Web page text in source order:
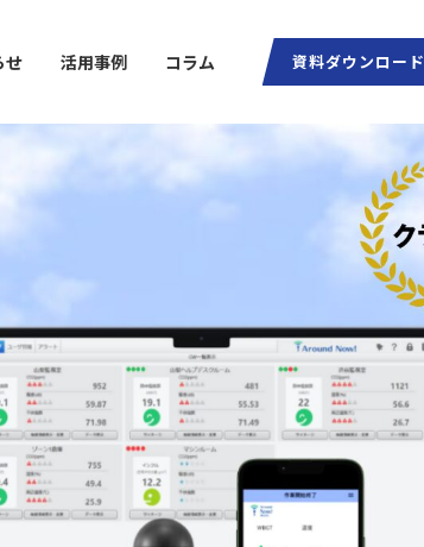
せ 活用事例 コラム 資料ダウンロード